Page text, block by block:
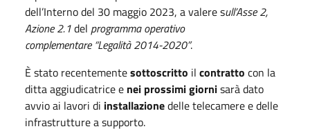
dell’Interno del 30 maggio 2023, a valere sull’Asse 2,
Azione 2.1del programma operativo
complementare “Legalità 2014-2020”.
È stato recentementesottoscritto il contratto con la
ditta aggiudicatrice e nei prossimi giornisarà dato
avvio ai lavori di installazionedelle telecamere e delle
infrastrutture a supporto.